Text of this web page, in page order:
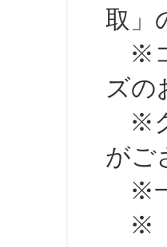
取」
※コ
ズの
※ク
がご
※一
※「